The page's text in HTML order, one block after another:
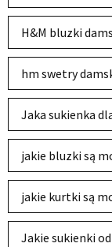
H&M bluzki
hm swetry
Jaka sukienka
jakie bluzki są
jakie kurtki są
Jakie sukienki